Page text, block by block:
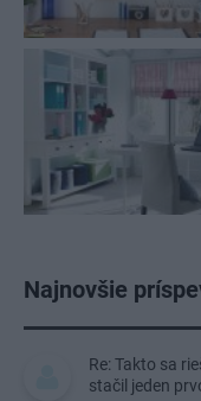
Najnovšie
Re: Takto sa
stačil jeden